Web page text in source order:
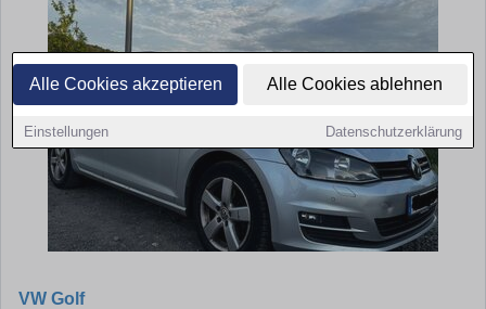
Alle Cookies akzeptieren Alle Cookies ablehnen
Einstellungen Datenschutzerklärung
VW Golf